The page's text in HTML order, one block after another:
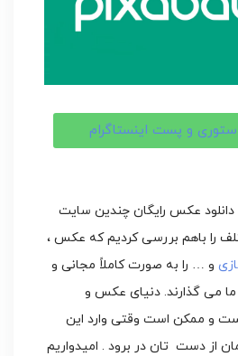
و پست اینستاگرام
عکس رایگان چندین سایت
را باهم بررسی کردیم که عکس ،
و … را به صورت کاملاً مجانی و
ما می گذارند. دنیای عکس و
و ممکن است وقتی وارد این
از دست تان در برود . امیدواریم